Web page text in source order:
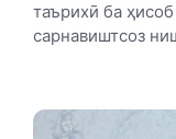
таърихӣ ба
сарнавиштсоз